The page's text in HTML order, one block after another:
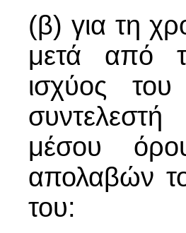
(β) για τη
μετά από
ισχύος
μέσου
απολαβών
του: